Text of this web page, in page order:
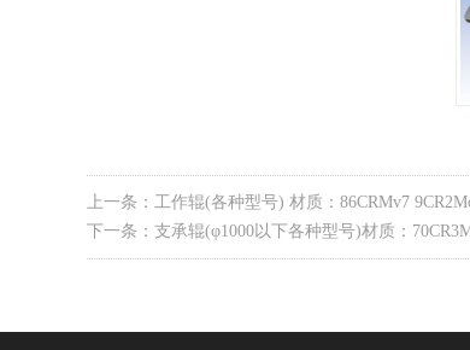
上一条：工作辊(各种型号) 材质：86CRMv7
下一条：支承辊(φ1000以下各种型号)材质：